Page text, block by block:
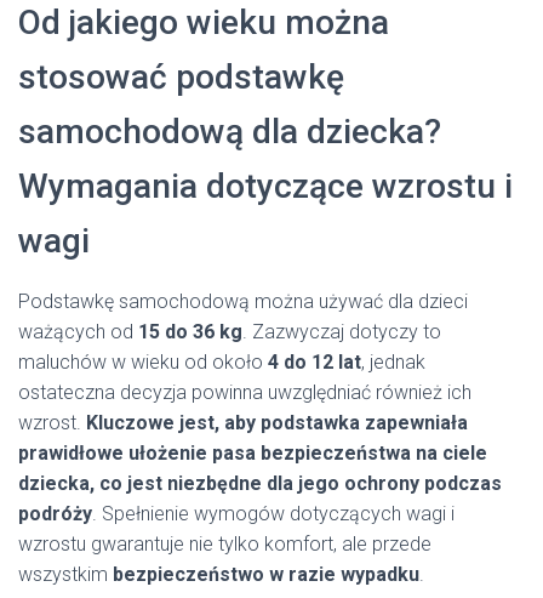
Od jakiego wieku można
stosować podstawkę
samochodową dla dziecka?
Wymagania dotyczące wzrostu i
wagi
Podstawkę samochodową można używać dla dzieci
ważących od 15 do 36 kg. Zazwyczaj dotyczy to
maluchów w wieku od około 4 do 12 lat, jednak
ostateczna decyzja powinna uwzględniać również ich
wzrost. Kluczowe jest, aby podstawka zapewniała
prawidłowe ułożenie pasa bezpieczeństwa na ciele
dziecka, co jest niezbędne dla jego ochrony podczas
podróży. Spełnienie wymogów dotyczących wagi i
wzrostu gwarantuje nie tylko komfort, ale przede
wszystkim bezpieczeństwo w razie wypadku.